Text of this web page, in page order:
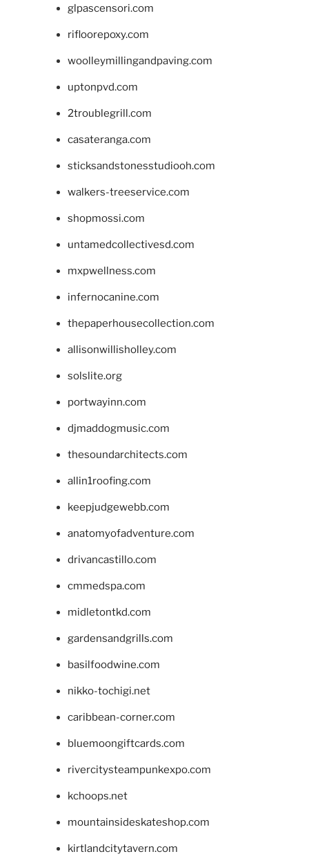
glpascensori.com
rifloorepoxy.com
woolleymillingandpaving.com
uptonpvd.com
2troublegrill.com
casateranga.com
sticksandstonesstudiooh.com
walkers-treeservice.com
shopmossi.com
untamedcollectivesd.com
mxpwellness.com
infernocanine.com
thepaperhousecollection.com
allisonwillisholley.com
solslite.org
portwayinn.com
djmaddogmusic.com
thesoundarchitects.com
allin1roofing.com
keepjudgewebb.com
anatomyofadventure.com
drivancastillo.com
cmmedspa.com
midletontkd.com
gardensandgrills.com
basilfoodwine.com
nikko-tochigi.net
caribbean-corner.com
bluemoongiftcards.com
rivercitysteampunkexpo.com
kchoops.net
mountainsideskateshop.com
kirtlandcitytavern.com